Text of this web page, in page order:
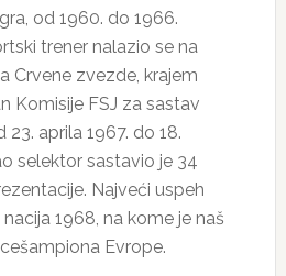
od 1960. do 1966.
trener nalazio se na
Crvene zvezde, krajem
Komisije FSJ za sastav
23. aprila 1967. do 18.
selektor sastavio je 34
Najveći uspeh
1968, na kome je naš
Evrope.